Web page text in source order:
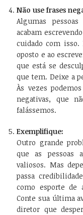
Não use frases
Algumas
acabam
cuidado com isso.
oposto e ao
que está se
que tem. Deixe a
Às vezes
negativas, que
falássemos.
Exemplifique:
Outro grande
que as pessoas
valiosos. Mas
passa
como esporte
Conte sua última
diretor que